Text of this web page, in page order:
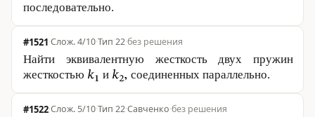
последовательно.
#1521· 4/10·Тип 22·без решения
Найти эквивалентную жесткость двух пружин
жесткостью
и соединенных параллельно.
#1522· 5/10·Тип 22·Савченко·без решения